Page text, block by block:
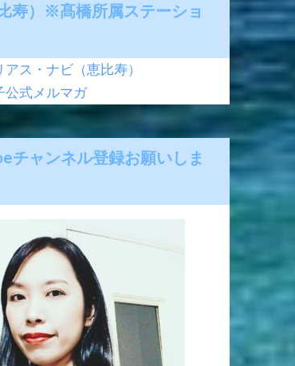
寿）※髙橋所属ステーショ
ス・ナビ（恵比寿）
式メルマガ
チャンネル登録お願いしま